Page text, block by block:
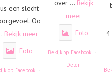
een slecht
Oo
Bekijk meer
Foto
op Facebook ·
over ... Bekijk
meer
Foto
Bekijk op Facebook ·
Delen
4